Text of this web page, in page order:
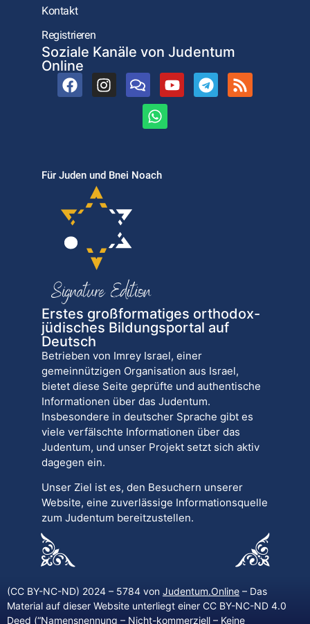
Kontakt
Registrieren
Soziale Kanäle von Judentum
Online
Für Juden und Bnei Noach
Erstes großformatiges orthodox-
jüdisches Bildungsportal auf
Deutsch
Betrieben von Imrey Israel, einer
gemeinnützigen Organisation aus Israel,
bietet diese Seite geprüfte und authentische
Informationen über das Judentum.
Insbesondere in deutscher Sprache gibt es
viele verfälschte Informationen über das
Judentum, und unser Projekt setzt sich aktiv
dagegen ein.
Unser Ziel ist es, den Besuchern unserer
Website, eine zuverlässige Informationsquelle
zum Judentum bereitzustellen.
(CC BY-NC-ND) 2024 – 5784 von Judentum.Online – Das
Material auf dieser Website unterliegt einer CC BY-NC-ND 4.0
Deed (“Namensnennung – Nicht-kommerziell – Keine